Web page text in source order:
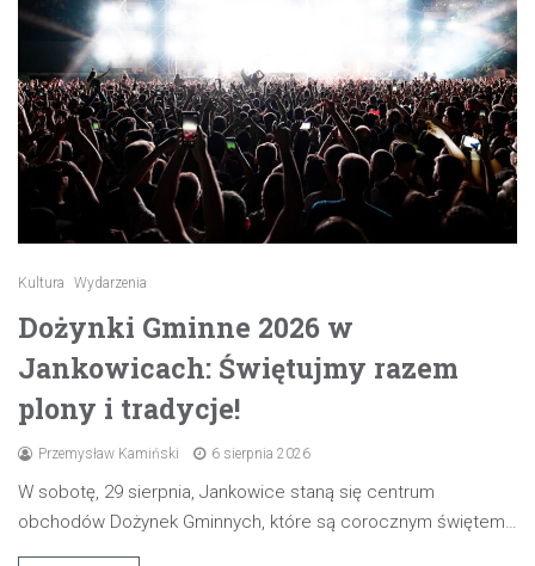
Kultura Wydarzenia
Dożynki Gminne 2026 w
Jankowicach: Świętujmy razem
plony i tradycje!
Przemysław Kamiński 6 sierpnia 2026
W sobotę, 29 sierpnia, Jankowice staną się centrum
obchodów Dożynek Gminnych, które są corocznym świętem…